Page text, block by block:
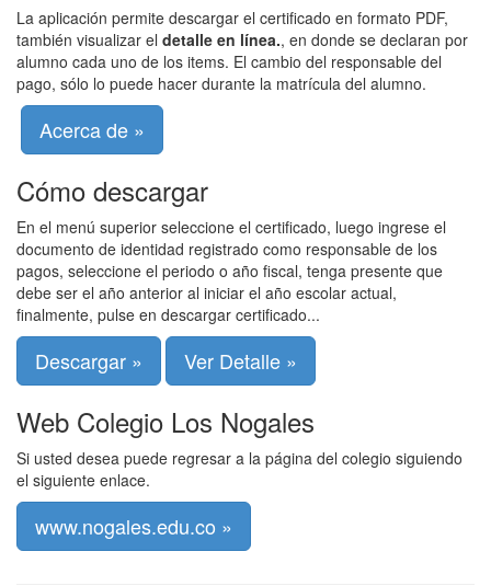
La aplicación permite descargar el certificado en formato PDF,
también visualizar el detalle en línea., en donde se declaran por
alumno cada uno de los items. El cambio del responsable del
pago, sólo lo puede hacer durante la matrícula del alumno.
Acerca de »
Cómo descargar
En el menú superior seleccione el certificado, luego ingrese el
documento de identidad registrado como responsable de los
pagos, seleccione el periodo o año fiscal, tenga presente que
debe ser el año anterior al iniciar el año escolar actual,
finalmente, pulse en descargar certificado...
Descargar » Ver Detalle »
Web Colegio Los Nogales
Si usted desea puede regresar a la página del colegio siguiendo
el siguiente enlace.
www.nogales.edu.co »